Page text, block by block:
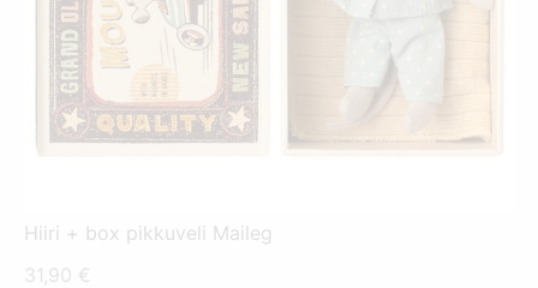
Hiiri + box pikkuveli Maileg
31,90 €